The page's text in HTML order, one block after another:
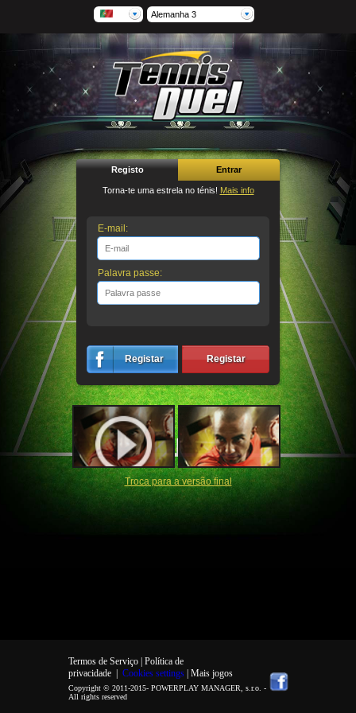
Alemanha 3
Registo Entrar
Torna-te uma estrela no ténis! Mais info
E-mail:
Palavra passe:
Registar Registar
Troca para a versão final
Termos de Serviço | Política de
privacidade| Cookies settings | Mais jogos
Copyright © 2011-2015- POWERPLAY MANAGER, s.r.o. -
All rights reserved